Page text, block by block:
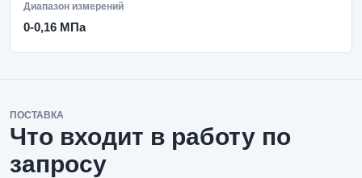
Диапазон измерений
0-0,16 МПа
ПОСТАВКА
Что входит в работу по
запросу